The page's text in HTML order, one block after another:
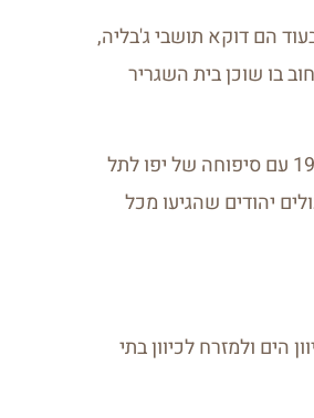
הם דוקא תושבי ג'בליה,
בו שוכן בית השגריר
שם השכונה ג'בליה ניתן לה שכן נבנתה במחצית המאה ה19 על ידי דייגים שהגיעו מהכפר ג'באלייה שליד עזה. ב1948 עם סיפוחה של יפו לתל
יהודים שהגיעו מכל
הים ולמזרח לכיוון בתי